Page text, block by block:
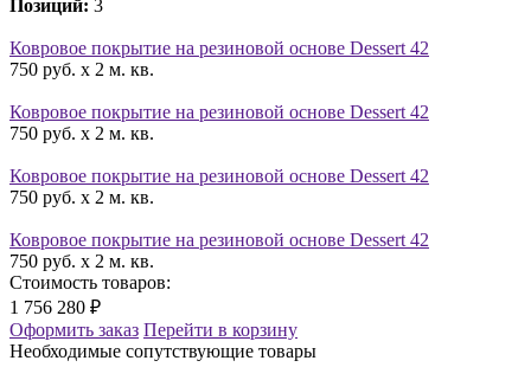
Позиций: 3
Ковровое покрытие на резиновой основе Dessert 42
750 руб. x 2 м. кв.
Ковровое покрытие на резиновой основе Dessert 42
750 руб. x 2 м. кв.
Ковровое покрытие на резиновой основе Dessert 42
750 руб. x 2 м. кв.
Ковровое покрытие на резиновой основе Dessert 42
750 руб. x 2 м. кв.
Стоимость товаров:
1 756 280 ₽
Оформить заказ Перейти в корзину
Необходимые сопутствующие товары